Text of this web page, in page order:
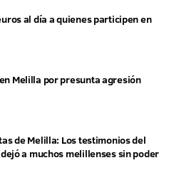
al día a quienes participen en
Melilla por presunta agresión
de Melilla: Los testimonios del
a muchos melillenses sin poder